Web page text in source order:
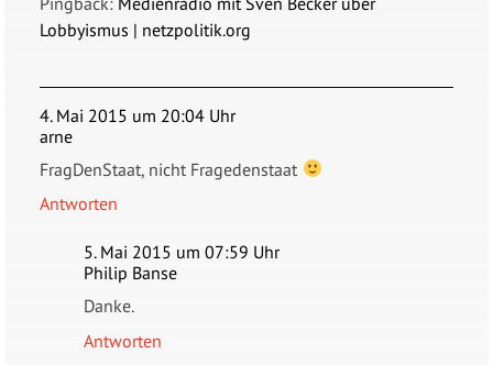
Lobbyismus | netzpolitik.org
4. Mai 2015 um 20:04 Uhr
arne
FragDenStaat, nicht Fragedenstaat
Antworten
5. Mai 2015 um 07:59 Uhr
Philip Banse
Danke.
Antworten